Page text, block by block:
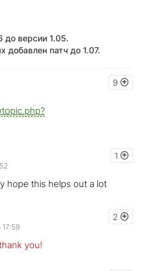
до версии 1.05.
добавлен патч до 1.07.
9
1
hope this helps out a lot
2
you!